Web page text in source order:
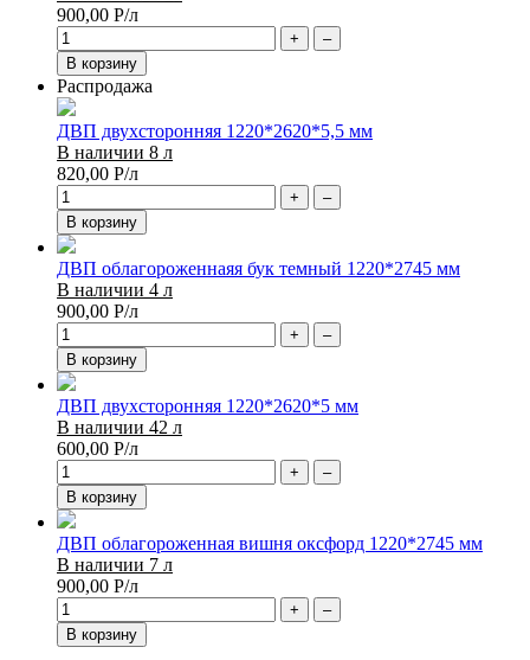
900,00 Р/л
+
–
В корзину
Распродажа
ДВП двухсторонняя 1220*2620*5,5 мм
В наличии 8 л
820,00 Р/л
+
–
В корзину
ДВП облагороженнаяя бук темный 1220*2745 мм
В наличии 4 л
900,00 Р/л
+
–
В корзину
ДВП двухсторонняя 1220*2620*5 мм
В наличии 42 л
600,00 Р/л
+
–
В корзину
ДВП облагороженная вишня оксфорд 1220*2745 мм
В наличии 7 л
900,00 Р/л
+
–
В корзину